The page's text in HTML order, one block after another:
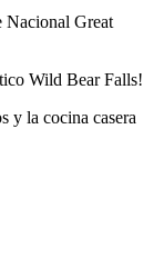
Nacional Great
Wild Bear Falls!
y la cocina casera